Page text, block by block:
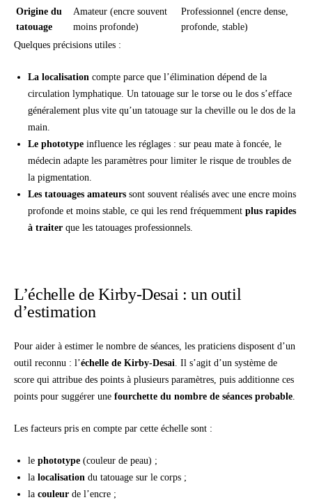
Origine du
tatouage
Amateur (encre souvent
moins profonde)
Professionnel (encre dense,
profonde, stable)
Quelques précisions utiles :
La localisation compte parce que l’élimination dépend de la
circulation lymphatique. Un tatouage sur le torse ou le dos s’efface
généralement plus vite qu’un tatouage sur la cheville ou le dos de la
main.
Le phototype influence les réglages : sur peau mate à foncée, le
médecin adapte les paramètres pour limiter le risque de troubles de
la pigmentation.
Les tatouages amateurs sont souvent réalisés avec une encre moins
profonde et moins stable, ce qui les rend fréquemment plus rapides
à traiter que les tatouages professionnels.
L’échelle de Kirby-Desai : un outil
d’estimation
Pour aider à estimer le nombre de séances, les praticiens disposent d’un
outil reconnu : l’échelle de Kirby-Desai . Il s’agit d’un système de
score qui attribue des points à plusieurs paramètres, puis additionne ces
points pour suggérer une fourchette du nombre de séances probable
Les facteurs pris en compte par cette échelle sont :
le phototype (couleur de peau) ;
la localisation du tatouage sur le corps ;
la couleur de l’encre ;